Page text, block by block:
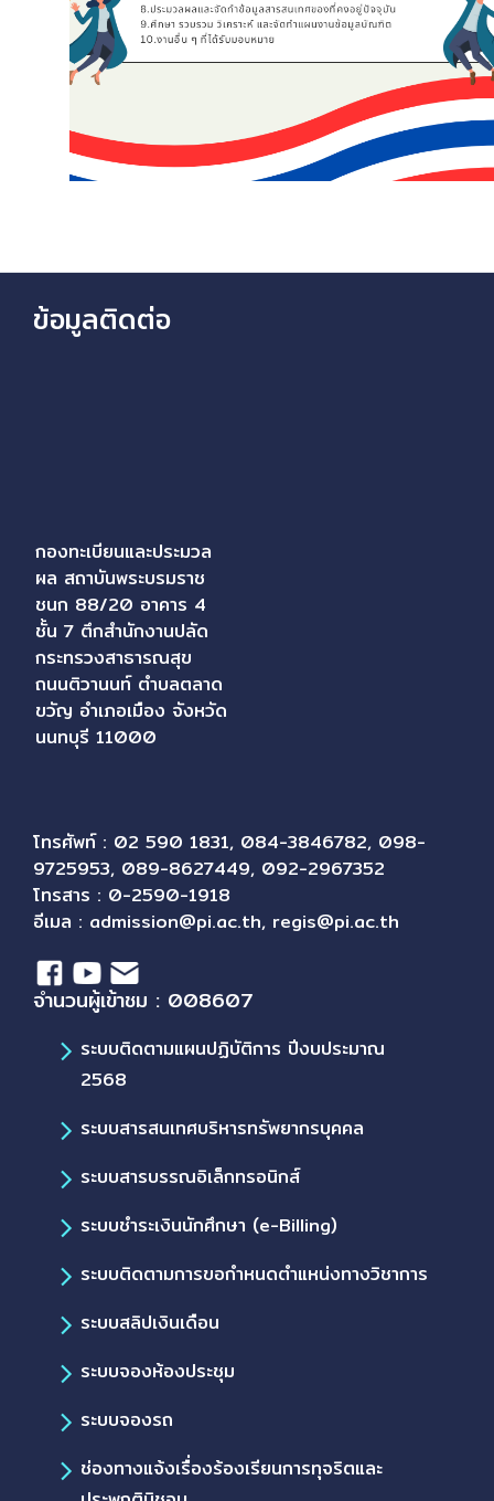
ข้อมูลติดต่อ
กองทะเบียนและประมวล
ผล สถาบันพระบรมราช
ชนก 88/20 อาคาร 4
ชั้น 7 ตึกสำนักงานปลัด
กระทรวงสาธารณสุข
ถนนติวานนท์ ตำบลตลาด
ขวัญ อำเภอเมือง จังหวัด
นนทบุรี 11000
โทรศัพท์ : 02 590 1831, 084-3846782, 098-
9725953, 089-8627449, 092-2967352
โทรสาร : 0-2590-1918
อีเมล : admission@pi.ac.th, regis@pi.ac.th
จำนวนผู้เข้าชม : 008607
ระบบติดตามแผนปฏิบัติการ ปีงบประมาณ
2568
ระบบสารสนเทศบริหารทรัพยากรบุคคล
ระบบสารบรรณอิเล็กทรอนิกส์
ระบบชำระเงินนักศึกษา (e-Billing)
ระบบติดตามการขอกำหนดตำแหน่งทางวิชาการ
ระบบสลิปเงินเดือน
ระบบจองห้องประชุม
ระบบจองรถ
ช่องทางแจ้งเรื่องร้องเรียนการทุจริตและ